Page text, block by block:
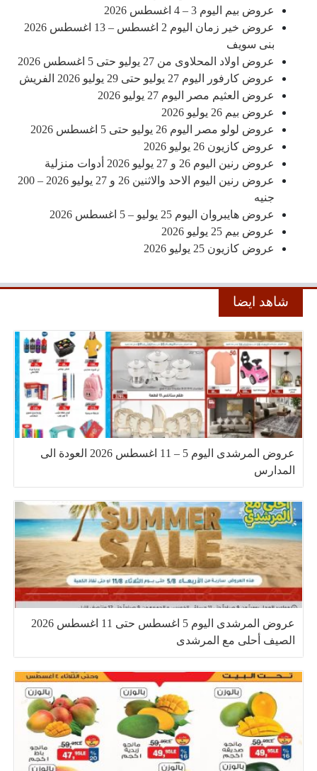
عروض بيم اليوم 3 – 4 اغسطس 2026
عروض خير زمان اليوم 2 اغسطس – 13 اغسطس 2026
بنى سويف
عروض اولاد المحلاوى من 27 يوليو حتى 5 اغسطس 2026
عروض كارفور اليوم 27 يوليو حتى 29 يوليو 2026 الفريش
عروض العثيم مصر اليوم 27 يوليو 2026
عروض بيم 26 يوليو 2026
عروض لولو مصر اليوم 26 يوليو حتى 5 اغسطس 2026
عروض كازيون 26 يوليو 2026
عروض رنين اليوم 26 و 27 يوليو 2026 أدوات منزلية
عروض رنين اليوم الاحد والاثنين 26 و 27 يوليو 2026 – 200
جنيه
عروض هايبروان اليوم 25 يوليو – 5 اغسطس 2026
عروض بيم 25 يوليو 2026
عروض كازيون 25 يوليو 2026
شاهد ايضا
عروض المرشدى اليوم 5 – 11 اغسطس 2026 العودة الى
المدارس
عروض المرشدى اليوم 5 اغسطس حتى 11 اغسطس 2026
الصيف أحلى مع المرشدى